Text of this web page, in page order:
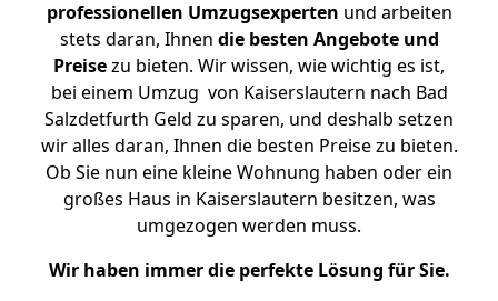
professionellen Umzugsexperten und arbeiten
stets daran, Ihnen die besten Angebote und
Preisezu bieten. Wir wissen, wie wichtig es ist,
bei einem Umzug von Kaiserslautern nach Bad
Salzdetfurth Geld zu sparen, und deshalb setzen
wir alles daran, Ihnen die besten Preise zu bieten.
Ob Sie nun eine kleine Wohnung haben oder ein
großes Haus in Kaiserslautern besitzen, was
umgezogen werden muss.
Wir haben immer die perfekte Lösung für Sie.